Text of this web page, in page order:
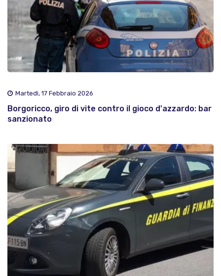
Martedì, 17 Febbraio 2026
Borgoricco, giro di vite contro il gioco d'azzardo: bar
sanzionato